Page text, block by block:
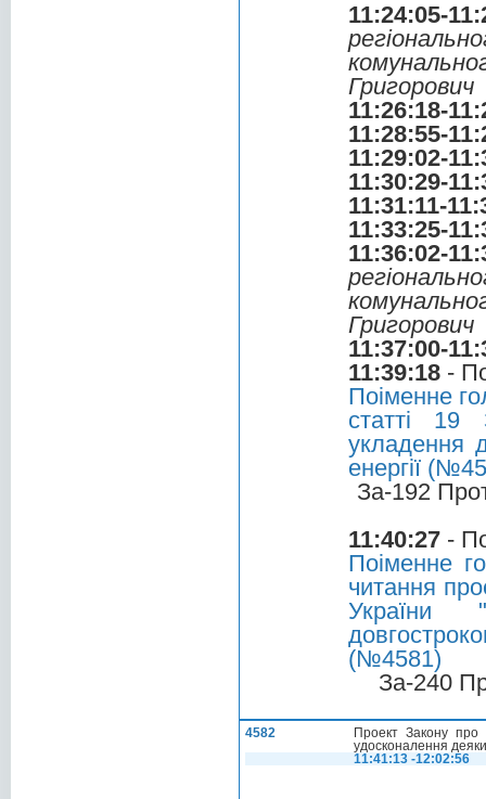
11:24:05-
Григорович
11:26:18-
11:28:55-
11:29:02-
11:30:29-
11:31:11-
11:33:25-
11:36:02-
Григорович
11:37:00-
11:39:18 -
Поіменне
статті 19
укладення
енергії
За-192
11:40:27 -
Поіменне
читання
України
(№4581)
За-240
4582
Проект Закону
удосконалення
11:41:13 -12:02:56